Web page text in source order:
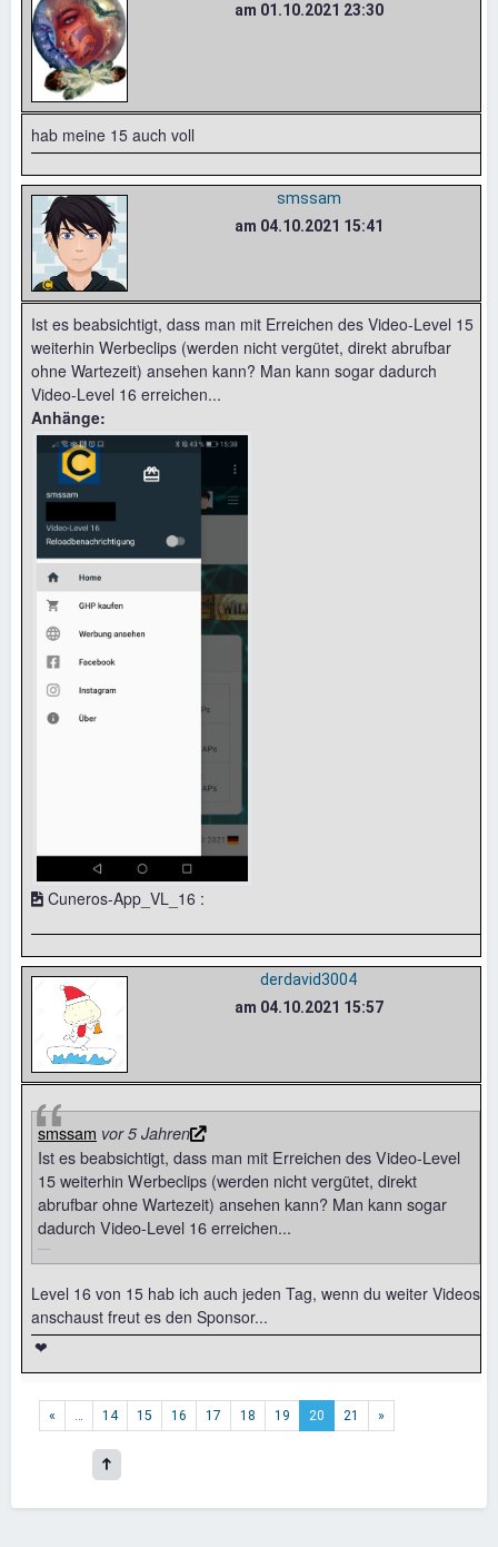
am 01.10.2021 23:30
hab meine 15 auch voll
smssam
am 04.10.2021 15:41
Ist es beabsichtigt, dass man mit Erreichen des Video-Level 15
weiterhin Werbeclips (werden nicht vergütet, direkt abrufbar
ohne Wartezeit) ansehen kann? Man kann sogar dadurch
Video-Level 16 erreichen...
Anhänge:
Cuneros-App_VL_16 :
derdavid3004
am 04.10.2021 15:57
smssam vor 5 Jahren
Ist es beabsichtigt, dass man mit Erreichen des Video-Level
15 weiterhin Werbeclips (werden nicht vergütet, direkt
abrufbar ohne Wartezeit) ansehen kann? Man kann sogar
dadurch Video-Level 16 erreichen...
Level 16 von 15 hab ich auch jeden Tag, wenn du weiter Videos
anschaust freut es den Sponsor...
❤
« … 14 15 16 17 18 19 20 21 »